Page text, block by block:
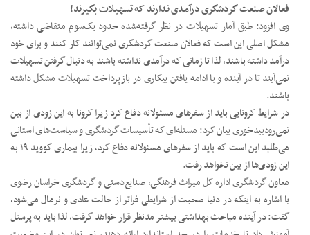
فعالان صنعت گردشگری درآمدی ندارند که تسهیلات بگیرند!
وی افزود: طبق آمار تسهیلات در نظر گرفته‌شده حدود یک‌سوم متقاضی داشته،
مشکل اصلی این است که فعالان صنعت گردشگری نمی‌توانند کار کنند و برای خود
درآمد داشته باشند، لذا تا زمانی که درآمدی نداشته باشند به دنبال گرفتن تسهیلات
نمی‌آیند تا در آینده و با ادامه یافتن بیکاری در بازپرداخت تسهیلات مشکل داشته
باشند.
در شرایط کرونایی باید از سفرهای مسئولانه دفاع کرد زیرا کرونا به این زودی از بین
نمی‌رودبیدخوری بیان کرد: مسئله‌ای که تأسیسات گردشگری و سیاست‌های استانی
می‌طلبد این است که باید از سفرهای مسئولانه دفاع کرد، زیرا بیماری کووید ۱۹ به
این زودی‌ها از بین نخواهد رفت.
معاون گردشگری اداره کل میراث فرهنگی، صنایع‌دستی و گردشگری خراسان رضوی
با اشاره به اینکه در دنیا صحبت از شرایطی فراتر از حالت عادی و نرمال می‌شود،
گفت: در آینده مباحث بهداشتی بیشتر مدنظر قرار خواهد گرفت، لذا باید به پرسنل